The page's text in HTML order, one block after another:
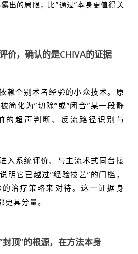
出的局限，比”通过”本身更值得关
价，确认的是CHIVA的证据
赖个别术者经验的小众技术。原
简化为”切除”或”闭合”某一段静
的超声判断、反流路径识别与
入系统评价、与主流术式同台接
明它已越过”经验技艺”的门槛，
治疗策略来对待。这一证据身
具分量。
顶”的根源，在方法本身